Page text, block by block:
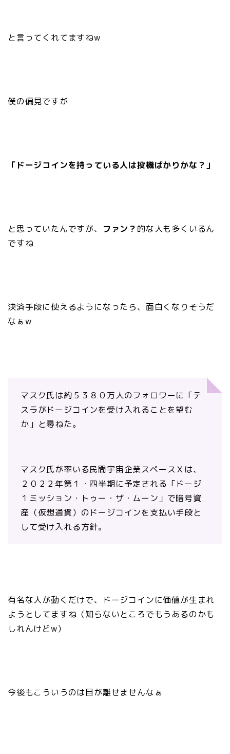
と言ってくれてますねw
僕の偏見ですが
「ドージコインを持っている人は投機ばかりかな？」
と思っていたんですが、 ファン？ 的な人も多くいるん
ですね
決済手段に使えるようになったら、面白くなりそうだ
なぁw
マスク氏は約５３８０万人のフォロワーに「テ
スラがドージコインを受け入れることを望む
か」と尋ねた。
マスク氏が率いる民間宇宙企業スペースＸは、
２０２２年第１・四半期に予定される「ドージ
１ミッション・トゥー・ザ・ムーン」で暗号資
産（仮想通貨）のドージコインを支払い手段と
して受け入れる方針。
有名な人が動くだけで、ドージコインに価値が生まれ
ようとしてますね（知らないところでもうあるのかも
しれんけどw）
今後もこういうのは目が離せませんなぁ